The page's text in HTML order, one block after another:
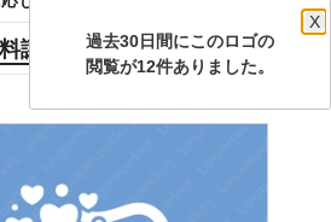
譲渡 します
過去30日間にこのロゴの
X
閲覧が12件ありました。